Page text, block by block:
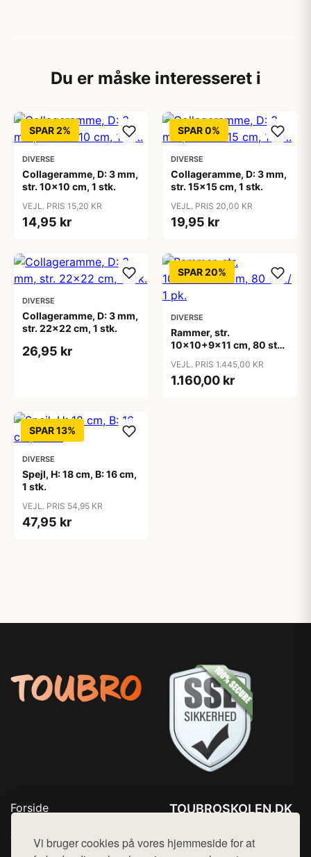
Vi bruger cookies på vores hjemmeside for at
Du er måske interesseret i
SPAR 2%
DIVERSE
Collageramme, D: 3 mm,
str. 10x10 cm, 1 stk.
VEJL. PRIS 15,20 KR
14,95 kr
SPAR 0%
DIVERSE
Collageramme, D: 3 mm,
str. 15x15 cm, 1 stk.
VEJL. PRIS 20,00 KR
19,95 kr
DIVERSE
Collageramme, D: 3 mm,
str. 22x22 cm, 1 stk.
26,95 kr
SPAR 20%
DIVERSE
Rammer, str.
10x10+9x11 cm, 80 stk./
VEJL. PRIS 1.445,00 KR
1.160,00 kr
SPAR 13%
DIVERSE
Spejl, H: 18 cm, B: 16 cm,
1 stk.
VEJL. PRIS 54,95 KR
47,95 kr
Forside
Top Rabatter
TOUBROSKOLEN.DK